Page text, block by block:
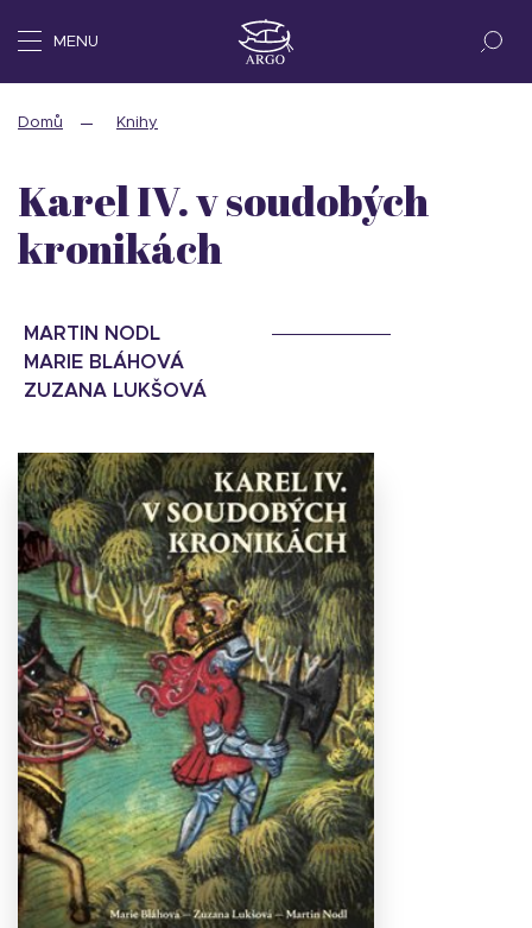
MENU
Domů Knihy
Karel IV. v soudobých
kronikách
MARTIN NODL
MARIE BLÁHOVÁ
ZUZANA LUKŠOVÁ